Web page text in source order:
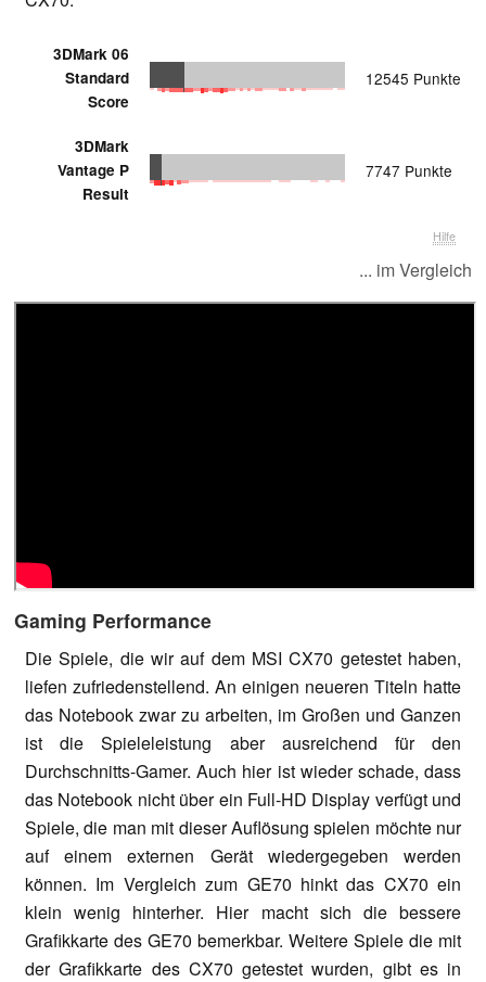
3DMark 06
Standard
Score
12545 Punkte
3DMark
Vantage P
Result
7747 Punkte
Hilfe
... im Vergleich
Gaming Performance
Die Spiele, die wir auf dem MSI CX70 getestet haben,
liefen zufriedenstellend. An einigen neueren Titeln hatte
das Notebook zwar zu arbeiten, im Großen und Ganzen
ist die Spieleleistung aber ausreichend für den
Durchschnitts-Gamer. Auch hier ist wieder schade, dass
das Notebook nicht über ein Full-HD Display verfügt und
Spiele, die man mit dieser Auflösung spielen möchte nur
auf einem externen Gerät wiedergegeben werden
können. Im Vergleich zum GE70 hinkt das CX70 ein
klein wenig hinterher. Hier macht sich die bessere
Grafikkarte des GE70 bemerkbar. Weitere Spiele die mit
der Grafikkarte des CX70 getestet wurden, gibt es in